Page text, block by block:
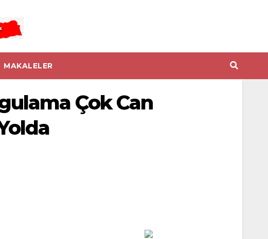
MAKALELER
Çok Can